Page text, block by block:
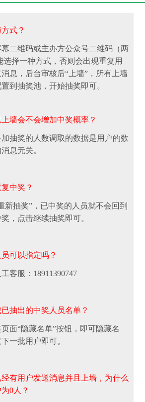
式？
二维码或主办方公众号二维码（两
选择一种方式，否则会出现重复用
息，后台审核后“上墙”，所有上墙
到抽奖池，开始抽奖即可。
墙会不会增加中奖概率？
抽奖的人数调取的数据是用户的数
息无关。
中奖？
新抽奖”，已中奖的人员就不会回到
，点击继续抽奖即可。
可以指定吗？
客服：18911390747
抽出的中奖人员名单？
面“隐藏名单”按钮，即可隐藏名
一批用户即可。
有用户发送消息并且上墙，为什么
0人？